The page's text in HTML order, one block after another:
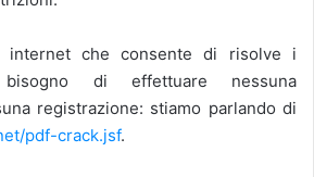
che consente di risolve i
di effettuare nessuna
registrazione: stiamo parlando di
pdf-crack.jsf.